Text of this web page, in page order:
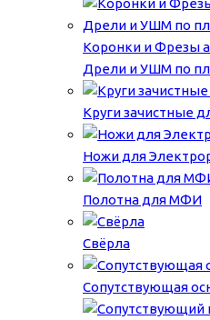
Коронки и Фрезы
Дрели и УШМ по
Круги зачистные
Ножи для
Полотна для МФИ
Свёрла
Сопутствующая